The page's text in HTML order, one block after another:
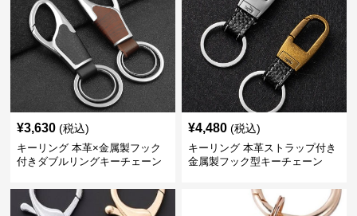
¥3,630 (税込)
キーリング 本革×金属製フック
付きダブルリングキーチェーン
¥4,480 (税込)
キーリング 本革ストラップ付き
金属製フック型キーチェーン